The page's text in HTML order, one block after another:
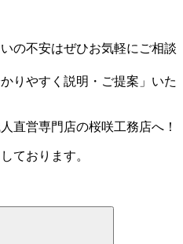
の不安はぜひお気軽にご相談
りやすく説明・ご提案」いた
直営専門店の桜咲工務店へ！
ております。